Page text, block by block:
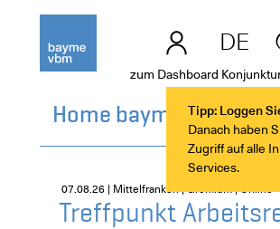
zum Dashboard
Tipp: Loggen
Danach haben
Zugriff auf alle
Services.
DE
EN
Home bayme vbm
07.08.26 | Mittelfranken | Gremium | Online
Treffpunkt